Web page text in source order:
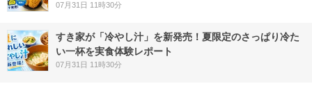
07月31日 11時30分
すき家が「冷やし汁」を新発売！夏限定のさっぱり冷た
い一杯を実食体験レポート
07月31日 11時30分